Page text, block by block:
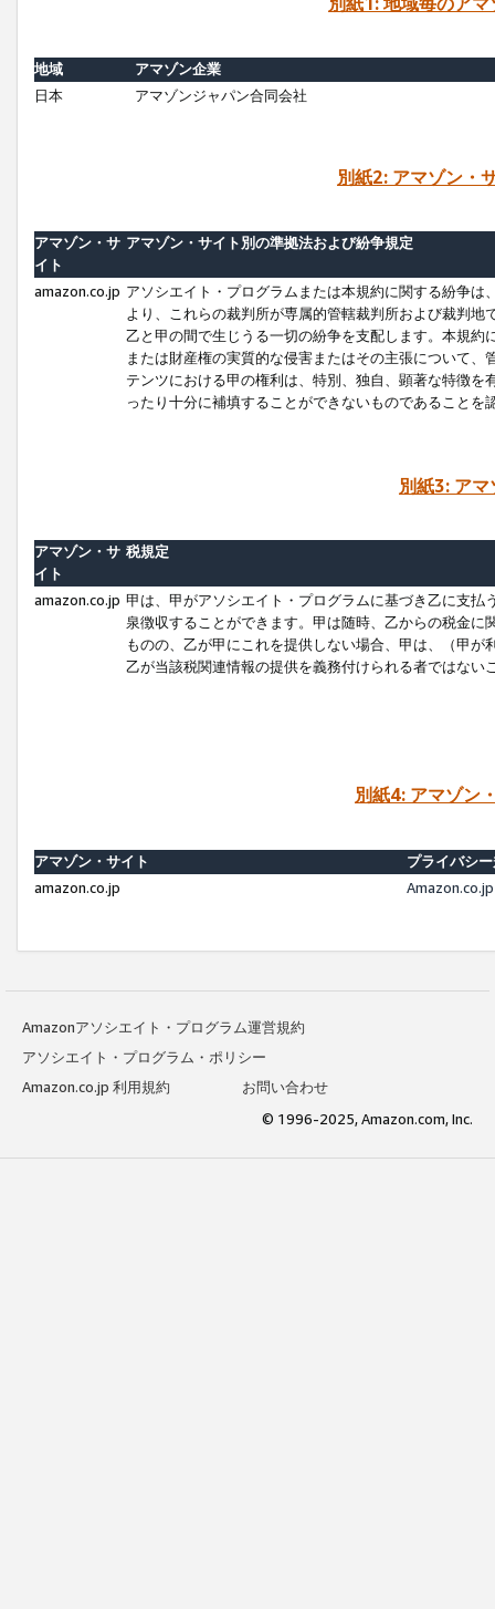
地域
アマゾン企業
日本
アマゾンジャパン合同会社
別紙2: アマゾン・
アマゾン・サ
イト
アマゾン・サイト別の準拠法および紛争規定
amazon.co.jp アソシエイト・プログラムまたは本規約に関する紛争
より、これらの裁判所が専属的管轄裁判所および裁判
乙と甲の間で生じうる一切の紛争を支配します。本規
または財産権の実質的な侵害またはその主張について
テンツにおける甲の権利は、特別、独自、顕著な特徴
ったり十分に補填することができないものであることを
別紙3: ア
アマゾン・サ
イト
税規定
amazon.co.jp 甲は、甲がアソシエイト・プログラムに基づき乙に支
泉徴収することができます。甲は随時、乙からの税金
ものの、乙が甲にこれを提供しない場合、甲は、（甲
乙が当該税関連情報の提供を義務付けられる者ではな
別紙4: アマゾン
アマゾン・サイト
プライバシ
amazon.co.jp
Amazonアソシエイト・プログラム運営規約
アソシエイト・プログラム・ポリシー
Amazon.co.jp 利用規約
お問い合わせ
© 1996-2025, Amazon.com, Inc.